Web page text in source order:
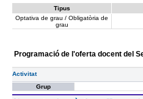
Tipus
Optativa de grau / Obligatòria de
grau
Programació de l'oferta docent del
Activitat
Grup